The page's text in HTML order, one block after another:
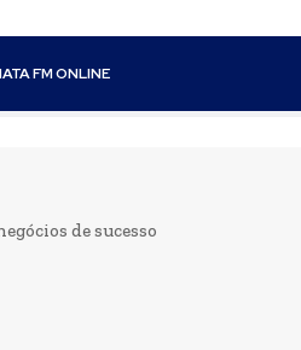
FM ONLINE
de sucesso